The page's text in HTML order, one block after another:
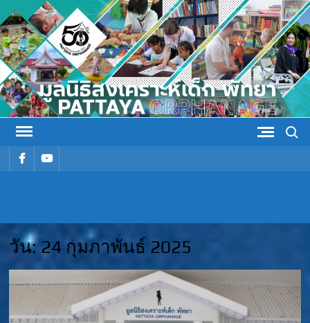
Skip
to
content
รายการรายการ
สงเคราะห์
เด็ก พัทยา
วัน: 24 กุมภาพันธ์ 2025